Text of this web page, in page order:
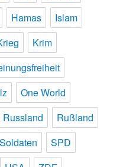
Hamas
Islam
Krim
One World
Russland
Rußland
Soldaten
SPD